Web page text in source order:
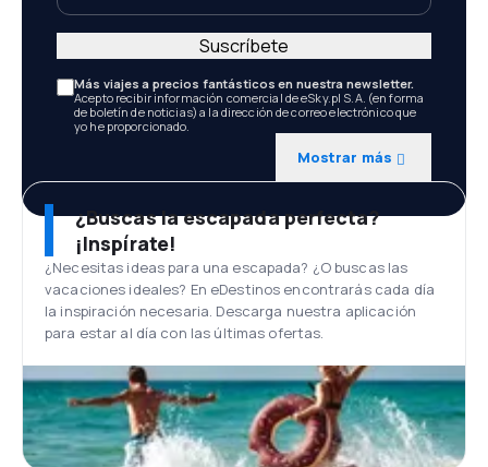
Más viajes a precios fantásticos en nuestra newsletter.
Acepto recibir información comercial de eSky.pl S.A. (en forma
de boletín de noticias) a la dirección de correo electrónico que
yo he proporcionado.
Mostrar más
Suscríbete
¿Buscas la escapada perfecta?
¡Inspírate!
¿Necesitas ideas para una escapada? ¿O buscas las
vacaciones ideales? En eDestinos encontrarás cada día
la inspiración necesaria. Descarga nuestra aplicación
para estar al día con las últimas ofertas.